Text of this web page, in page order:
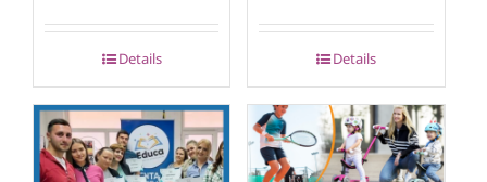
Details Details